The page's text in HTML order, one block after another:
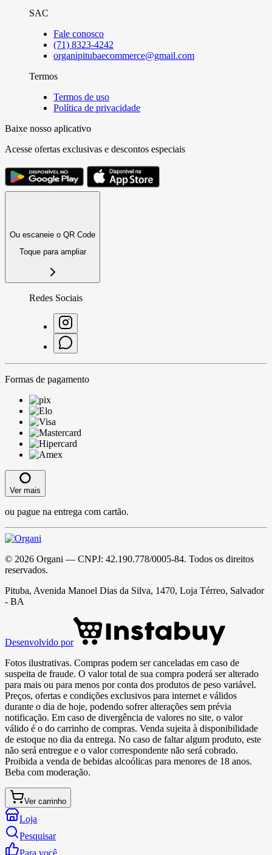
SAC
Fale conosco
(71) 8323-4242
organipitubaecommerce@gmail.com
Termos
Termos de uso
Política de privacidade
Baixe nosso aplicativo
Acesse ofertas exclusivas e descontos especiais
Ou escaneie o QR Code
Toque para ampliar
Redes Sociais
Formas de pagamento
Ver mais
ou pague na entrega com cartão.
© 2026 Organi — CNPJ: 42.190.778/0005-84. Todos os direitos
reservados.
Pituba, Avenida Manoel Dias da Silva, 1470, Loja Térreo, Salvador
- BA
Desenvolvido por
Fotos ilustrativas. Compras podem ser canceladas em caso de
suspeita de fraude. O valor total de sua compra poderá ser alterado
para mais ou para menos por conta dos produtos de peso variável.
Preços, ofertas e condições exclusivos para internet e válidos
durante o dia de hoje, podendo sofrer alterações sem prévia
notificação. Em caso de divergência de valores no site, o valor
válido é o do carrinho de compras. Venda sujeita à disponibilidade
de estoque no dia da entrega. No caso de faltar algum produto, este
não será entregue e o valor correspondente não será cobrado.
Proibida a venda de bebidas alcoólicas para menores de 18 anos.
Beba com moderação.
Ver carrinho
Loja
Pesquisar
Para você